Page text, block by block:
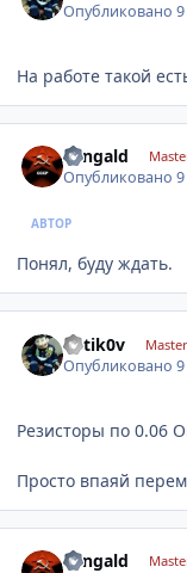
Опубликовано
На работе такой
eangald
Опубликовано
АВТОР
Понял, буду ждать.
k0tik0v Master
Опубликовано
Резисторы по 0.06
Просто впаяй
eangald